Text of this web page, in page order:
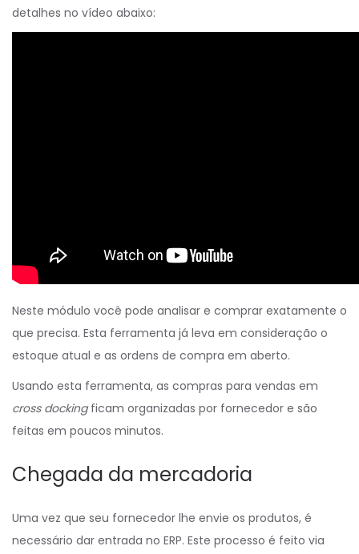
detalhes no vídeo abaixo:
Neste módulo você pode analisar e comprar exatamente o
que precisa. Esta ferramenta já leva em consideração o
estoque atual e as ordens de compra em aberto.
Usando esta ferramenta, as compras para vendas em
cross dockingficam organizadas por fornecedor e são
feitas em poucos minutos.
Chegada da mercadoria
Uma vez que seu fornecedor lhe envie os produtos, é
necessário dar entrada no ERP. Este processo é feito via